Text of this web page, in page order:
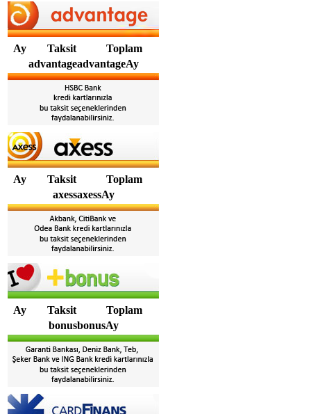
Ay Taksit
Toplam
advantageadvantageAy
Ay Taksit
Toplam
axessaxessAy
Ay Taksit
Toplam
bonusbonusAy